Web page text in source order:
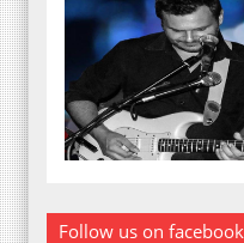
Follow us on facebook